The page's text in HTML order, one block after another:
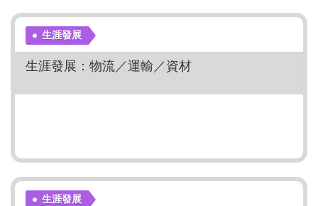
社會心理學群
外語學群
文史哲學群
教育學群
遊憩運動學群
生涯發展
生涯發展：物流／運輸／資材
生涯發展